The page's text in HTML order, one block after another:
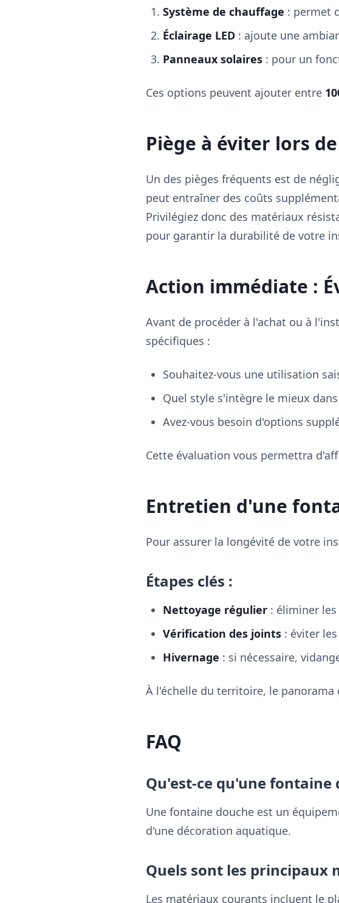
Système de chauffage : permet
Éclairage LED : ajoute une
Panneaux solaires : pour un
Ces options peuvent ajouter entre
Piège à éviter lors
Un des pièges fréquents est de
peut entraîner des coûts
Privilégiez donc des matériaux
pour garantir la durabilité de votre
Action immédiate :
Avant de procéder à l'achat ou à
spécifiques :
Souhaitez-vous une utilisation
Quel style s'intègre le mieux
Avez-vous besoin d'options
Cette évaluation vous permettra
Entretien d'une
Pour assurer la longévité de votre
Étapes clés :
Nettoyage régulier : éliminer
Vérification des joints : éviter
Hivernage : si nécessaire,
À l'échelle du territoire, le
FAQ
Qu'est-ce qu'une fontaine
Une fontaine douche est un
d'une décoration aquatique.
Quels sont les principaux
Les matériaux courants incluent le